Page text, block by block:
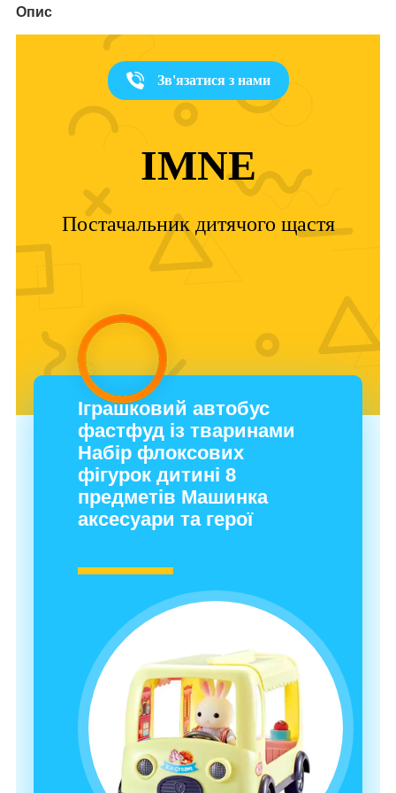
Опис
Зв'язатися з нами
IMNE
Постачальник дитячого щастя
Іграшковий автобус
фастфуд із тваринами
Набір флоксових
фігурок дитині 8
предметів Машинка
аксесуари та герої